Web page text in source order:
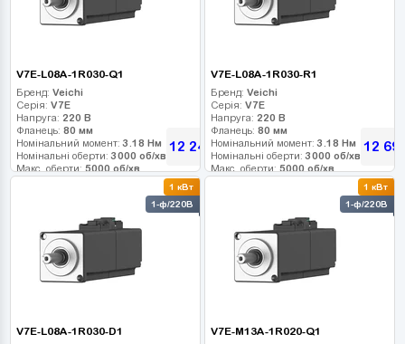
V7E-L08A-1R030-Q1
Бренд: Veichi
Серія: V7E
Напруга: 220 В
Фланець: 80 мм
Номінальний момент:3.18 Нм
Номінальні оберти:3000 об/хв
Макс. оберти: 5000 об/хв
12 240 грн
V7E-L08A-1R030-R1
Бренд: Veichi
Серія: V7E
Напруга: 220 В
Фланець: 80 мм
Номінальний момент:3.18 Нм
Номінальні оберти:3000 об/хв
Макс. оберти: 5000 об/хв
12
1 кВт
1-ф/220В
V7E-L08A-1R030-D1
1 кВт
1-ф/220В
V7E-M13A-1R020-Q1